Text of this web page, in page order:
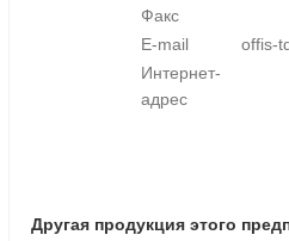
Факс
E-mail
offis-
Интернет-
адрес
Другая продукция этого